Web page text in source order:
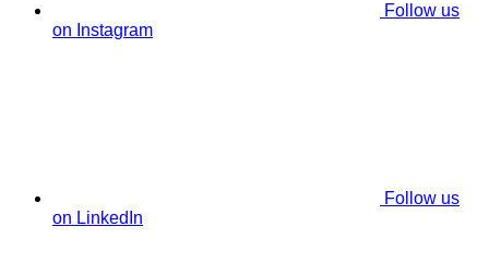
Follow us
on Instagram
Follow us
on LinkedIn